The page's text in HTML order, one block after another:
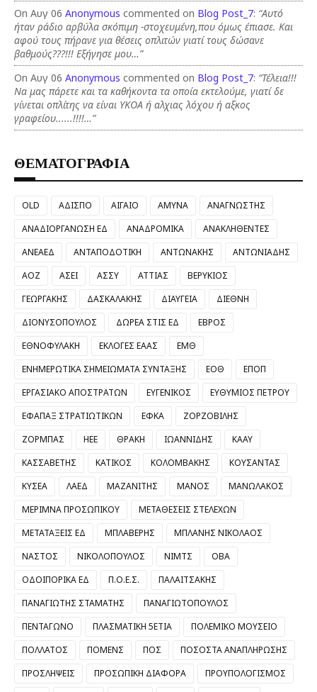
On Αυγ 06 Anonymous commented on Blog Post_7: “Αυτό
ήταν ράδιο αρβύλα σκόπιμη -στοχευμένη,που όμως έπιασε. Και
αφού τους πήρανε για θέσεις οπλιτών γιατί τους δώσανε
βαθμούς???!!! Εξήγησε μου…”
On Αυγ 06 Anonymous commented on Blog Post_7: “Τέλεια!!!
Να μας πάρετε και τα καθήκοντα τα οποία εκτελούμε, γιατί δε
γίνεται οπλίτης να είναι ΥΚΟΑ ή αλχιας λόχου ή αξκος
γραφείου......!!!!…”
ΘΕΜΑΤΟΓΡΑΦΙΑ
OLD ΑΔΙΣΠΟ ΑΙΓΑΙΟ ΑΜΥΝΑ
ΑΝΑΓΝΩΣΤΗΣ
ΑΝΑΔΙΟΡΓΑΝΩΣΗ ΕΔ
ΑΝΑΔΡΟΜΙΚΑ
ΑΝΑΚΛΗΘΕΝΤΕΣ
ΑΝΕΑΕΔ
ΑΝΤΑΠΟΔΟΤΙΚΗ ΑΝΤΩΝΑΚΗΣ
ΑΝΤΩΝΙΑΔΗΣ
ΑΟΖ
ΑΣΕΙ ΑΣΣΥ ΑΤΤΙΑΣ
ΒΕΡΥΚΙΟΣ
ΓΕΩΡΓΑΚΗΣ
ΔΑΣΚΑΛΑΚΗΣ ΔΙΑΥΓΕΙΑ
ΔΙΕΘΝΗ
ΔΙΟΝΥΣΟΠΟΥΛΟΣ
ΔΩΡΕΑ ΣΤΙΣ ΕΔ
ΕΒΡΟΣ
ΕΘΝΟΦΥΛΑΚΗ
ΕΚΛΟΓΕΣ ΕΑΑΣ
ΕΜΘ
ΕΝΗΜΕΡΩΤΙΚΑ ΣΗΜΕΙΩΜΑΤΑ ΣΥΝΤΑΞΗΣ
ΕΟΘ
ΕΠΟΠ
ΕΡΓΑΣΙΑΚΟ ΑΠΟΣΤΡΑΤΩΝ
ΕΥΓΕΝΙΚΟΣ
ΕΥΘΥΜΙΟΣ ΠΕΤΡΟΥ
ΕΦΑΠΑΞ ΣΤΡΑΤΙΩΤΙΚΩΝ
ΕΦΚΑ
ΖΟΡΖΟΒΙΛΗΣ
ΖΟΡΜΠΑΣ
ΗΕΕ ΘΡΑΚΗ ΙΩΑΝΝΙΔΗΣ
ΚΑΑΥ
ΚΑΣΣΑΒΕΤΗΣ
ΚΑΤΙΚΟΣ ΚΟΛΟΜΒΑΚΗΣ
ΚΟΥΣΑΝΤΑΣ
ΚΥΣΕΑ
ΛΑΕΔ ΜΑΖΑΝΙΤΗΣ ΜΑΝΟΣ
ΜΑΝΩΛΑΚΟΣ
ΜΕΡΙΜΝΑ ΠΡΟΣΩΠΙΚΟΥ
ΜΕΤΑΘΕΣΕΙΣ ΣΤΕΛΕΧΩΝ
ΜΕΤΑΤΑΞΕΙΣ ΕΔ
ΜΠΛΑΒΕΡΗΣ
ΜΠΛΑΝΗΣ ΝΙΚΟΛΑΟΣ
ΝΑΣΤΟΣ
ΝΙΚΟΛΟΠΟΥΛΟΣ ΝΙΜΤΣ
ΟΒΑ
ΟΔΟΙΠΟΡΙΚΑ ΕΔ
Π.Ο.Ε.Σ.
ΠΑΛΑΙΤΣΑΚΗΣ
ΠΑΝΑΓΙΩΤΗΣ ΣΤΑΜΑΤΗΣ
ΠΑΝΑΓΙΩΤΟΠΟΥΛΟΣ
ΠΕΝΤΑΓΩΝΟ
ΠΛΑΣΜΑΤΙΚΗ 5ΕΤΙΑ
ΠΟΛΕΜΙΚΟ ΜΟΥΣΕΙΟ
ΠΟΛΛΑΤΟΣ
ΠΟΜΕΝΣ ΠΟΣ
ΠΟΣΟΣΤΑ ΑΝΑΠΛΗΡΩΣΗΣ
ΠΡΟΣΛΗΨΕΙΣ
ΠΡΟΣΩΠΙΚΗ ΔΙΑΦΟΡΑ
ΠΡΟΥΠΟΛΟΓΙΣΜΟΣ